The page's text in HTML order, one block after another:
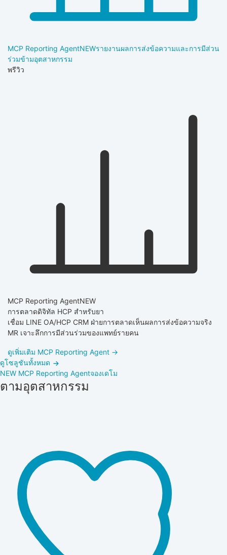
MCP Reporting AgentNEWรายงานผลการส่งข้อความและการมีส่วน
ร่วมข้ามอุตสาหกรรม
พรีวิว
MCP Reporting AgentNEW
การตลาดดิจิทัล HCP สำหรับยา
เชื่อม LINE OA/HCP CRM ฝ่ายการตลาดเห็นผลการส่งข้อความจริง
MR เจาะลึกการมีส่วนร่วมของแพทย์รายคน
ดูเพิ่มเติม MCP Reporting Agent →
ดูโซลูชันทั้งหมด
NEW MCP Reporting Agentจองเดโม
ตามอุตสาหกรรม